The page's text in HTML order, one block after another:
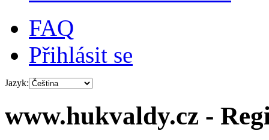
FAQ
Přihlásit se
Jazyk:
www.hukvaldy.cz -